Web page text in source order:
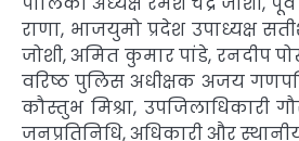
राणा, भाजयुमो प्रदेश उपाध्यक्ष
जोशी, अमित कुमार पांडे, रनदीप
वरिष्ठ पुलिस अधीक्षक अजय
कौस्तुभ मिश्रा, उपजिलाधिकारी
जनप्रतिनिधि, अधिकारी और